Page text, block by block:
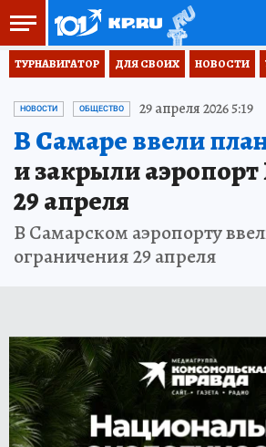
ТУРНАВИГАТОР ДЛЯ СВОИХ НОВОСТИ
НОВОСТИ ОБЩЕСТВО 29 апреля 2026 5:19
В Самаре ввели
и закрыли
29 апреля
В Самарском аэропорту
ограничения 29 апреля